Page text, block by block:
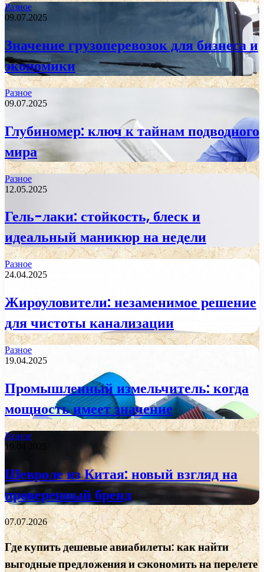
Разное
09.07.2025
Значение грузоперевозок для бизнеса и
экономики
Разное
09.07.2025
Глубиномер: ключ к тайнам подводного
мира
Разное
12.05.2025
Гель-лаки: стойкость, блеск и
идеальный маникюр на недели
Разное
24.04.2025
Жироуловители: незаменимое решение
для чистоты канализации
Разное
19.04.2025
Промышленный измельчитель: когда
мощность имеет значение
Разное
19.04.2025
Шевроле из Китая: новый взгляд на
проверенный бренд
07.07.2026
Где купить дешевые авиабилеты: как найти
выгодные предложения и сэкономить на перелете